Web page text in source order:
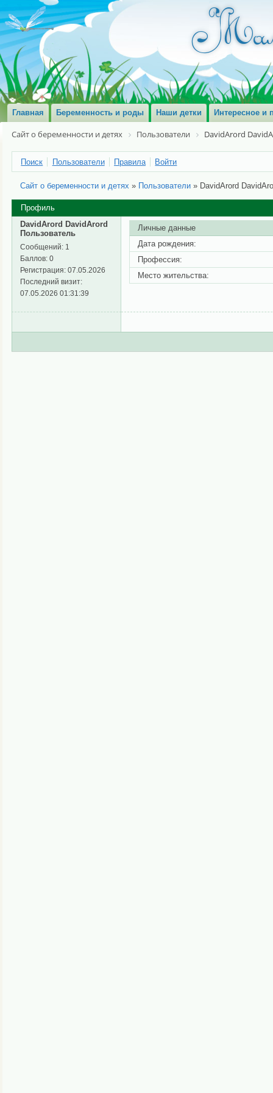
Главная Беременность и роды Наши детки Интересное и
Сайт о беременности и детях Пользователи DavidArord
Поиск Пользователи Правила Войти
Сайт о беременности и детях » Пользователи » DavidArord
Профиль
DavidArord DavidArord
Пользователь
Сообщений: 1
Баллов: 0
Регистрация: 07.05.2026
Последний визит:
07.05.2026 01:31:39
Личные данные
Дата рождения:
Профессия:
Место жительства: